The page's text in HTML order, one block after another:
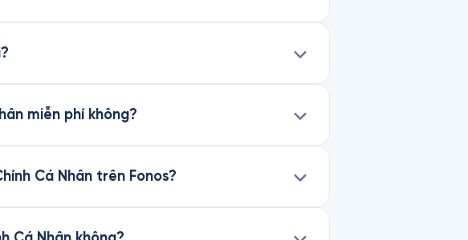
miễn phí không?
Cá Nhân trên Fonos?